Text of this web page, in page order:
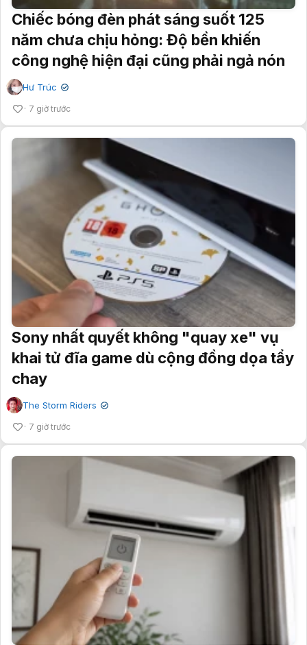
Chiếc bóng đèn phát sáng suốt 125
năm chưa chịu hỏng: Độ bền khiến
công nghệ hiện đại cũng phải ngả nón
Hư Trúc ✔
7 giờ trước
Sony nhất quyết không "quay xe" vụ
khai tử đĩa game dù cộng đồng dọa tẩy
chay
The Storm Riders ✔
7 giờ trước